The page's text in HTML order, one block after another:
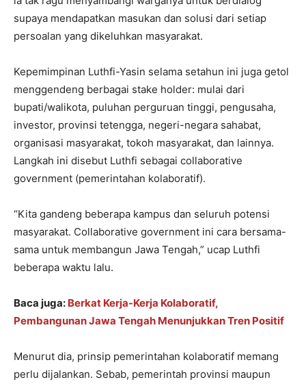
supaya mendapatkan masukan dan solusi dari setiap
persoalan yang dikeluhkan masyarakat.
Kepemimpinan Luthfi-Yasin selama setahun ini juga getol
menggendeng berbagai stake holder: mulai dari
bupati/walikota, puluhan perguruan tinggi, pengusaha,
investor, provinsi tetengga, negeri-negara sahabat,
organisasi masyarakat, tokoh masyarakat, dan lainnya.
Langkah ini disebut Luthfi sebagai collaborative
government (pemerintahan kolaboratif).
“Kita gandeng beberapa kampus dan seluruh potensi
masyarakat. Collaborative government ini cara bersama-
sama untuk membangun Jawa Tengah,” ucap Luthfi
beberapa waktu lalu.
Baca juga: Berkat Kerja-Kerja Kolaboratif,
Pembangunan Jawa Tengah Menunjukkan Tren Positif
Menurut dia, prinsip pemerintahan kolaboratif memang
perlu dijalankan. Sebab, pemerintah provinsi maupun